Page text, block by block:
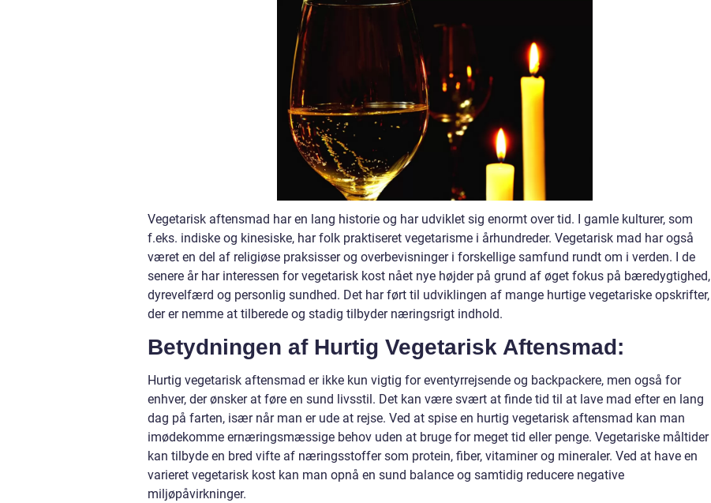
Vegetarisk aftensmad har en lang historie og har udviklet sig enormt over tid. I gamle kulturer, som
f.eks. indiske og kinesiske, har folk praktiseret vegetarisme i århundreder. Vegetarisk mad har også
været en del af religiøse praksisser og overbevisninger i forskellige samfund rundt om i verden. I de
senere år har interessen for vegetarisk kost nået nye højder på grund af øget fokus på bæredygtighed,
dyrevelfærd og personlig sundhed. Det har ført til udviklingen af mange hurtige vegetariske opskrifter,
der er nemme at tilberede og stadig tilbyder næringsrigt indhold.
Betydningen af Hurtig Vegetarisk Aftensmad:
Hurtig vegetarisk aftensmad er ikke kun vigtig for eventyrrejsende og backpackere, men også for
enhver, der ønsker at føre en sund livsstil. Det kan være svært at finde tid til at lave mad efter en lang
dag på farten, især når man er ude at rejse. Ved at spise en hurtig vegetarisk aftensmad kan man
imødekomme ernæringsmæssige behov uden at bruge for meget tid eller penge. Vegetariske måltider
kan tilbyde en bred vifte af næringsstoffer som protein, fiber, vitaminer og mineraler. Ved at have en
varieret vegetarisk kost kan man opnå en sund balance og samtidig reducere negative
miljøpåvirkninger.